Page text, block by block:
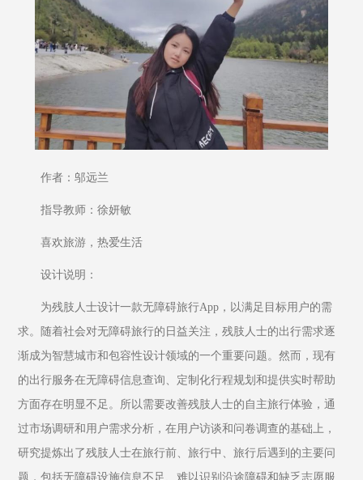
作者：邬远兰
指导教师：徐妍敏
喜欢旅游，热爱生活
设计说明：
为残肢人士设计一款无障碍旅行App，以满足目标用户的需
求。随着社会对无障碍旅行的日益关注，残肢人士的出行需求逐
渐成为智慧城市和包容性设计领域的一个重要问题。然而，现有
的出行服务在无障碍信息查询、定制化行程规划和提供实时帮助
方面存在明显不足。所以需要改善残肢人士的自主旅行体验，通
过市场调研和用户需求分析，在用户访谈和问卷调查的基础上，
研究提炼出了残肢人士在旅行前、旅行中、旅行后遇到的主要问
题，包括无障碍设施信息不足、难以识别沿途障碍和缺乏志愿服